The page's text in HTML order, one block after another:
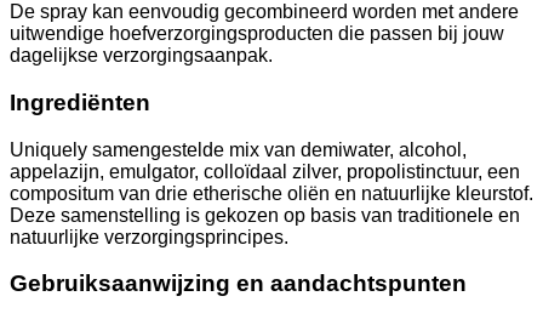
De spray kan eenvoudig gecombineerd worden met andere
uitwendige hoefverzorgingsproducten die passen bij jouw
dagelijkse verzorgingsaanpak.
Ingrediënten
Uniquely samengestelde mix van demiwater, alcohol,
appelazijn, emulgator, colloïdaal zilver, propolistinctuur, een
compositum van drie etherische oliën en natuurlijke kleurstof.
Deze samenstelling is gekozen op basis van traditionele en
natuurlijke verzorgingsprincipes.
Gebruiksaanwijzing en aandachtspunten